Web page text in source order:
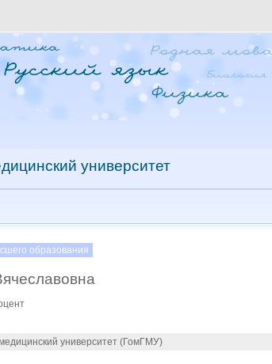
университет
образования
университет (ГомГМУ)